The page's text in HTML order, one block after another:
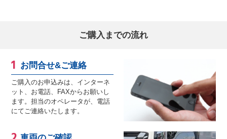
ご購入までの流れ
お問合せ&ご連絡
ご購入のお申込みは、インターネ
ット、お電話、FAXからお願いし
ます。担当のオペレータが、電話
にてご連絡いたします。